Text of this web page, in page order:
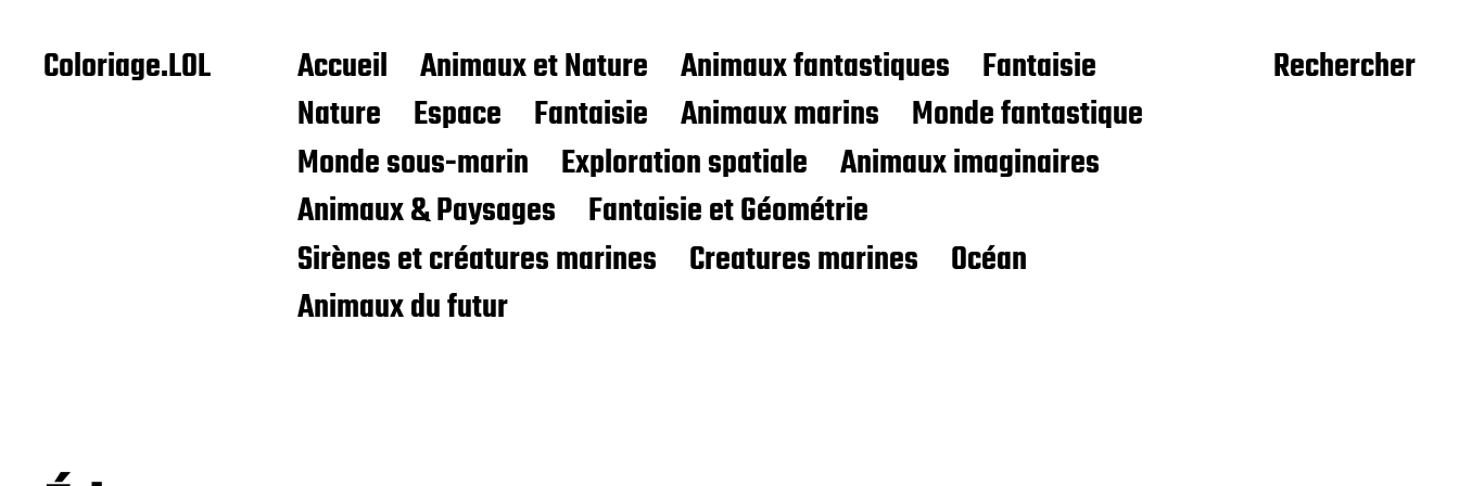
Coloriage.LOL Accueil Animaux et Nature Animaux fantastiques
Fantaisie
Nature
Espace Fantaisie Animaux marins
Monde fantastique
Monde sous-marin
Exploration spatiale
Animaux imaginaires
Animaux & Paysages
Fantaisie et Géométrie
Sirènes et créatures marines
Creatures marines
Océan
Animaux du futur
Rechercher